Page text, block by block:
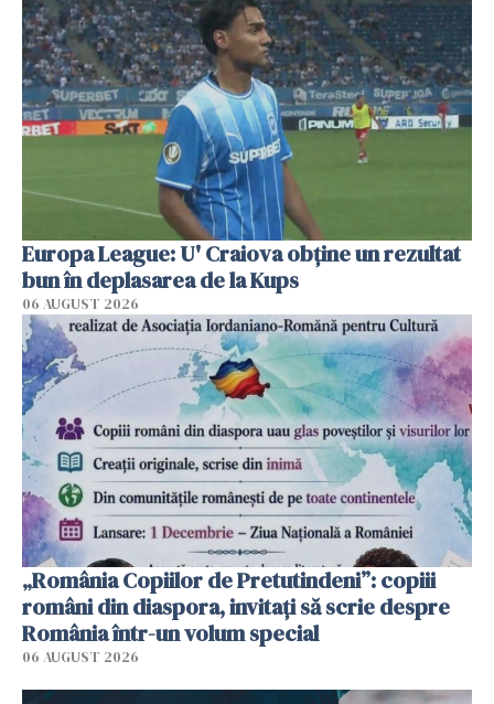
Europa League: U' Craiova obține un rezultat
bun în deplasarea de la Kups
06 AUGUST 2026
„România Copiilor de Pretutindeni”: copiii
români din diaspora, invitați să scrie despre
România într-un volum special
06 AUGUST 2026